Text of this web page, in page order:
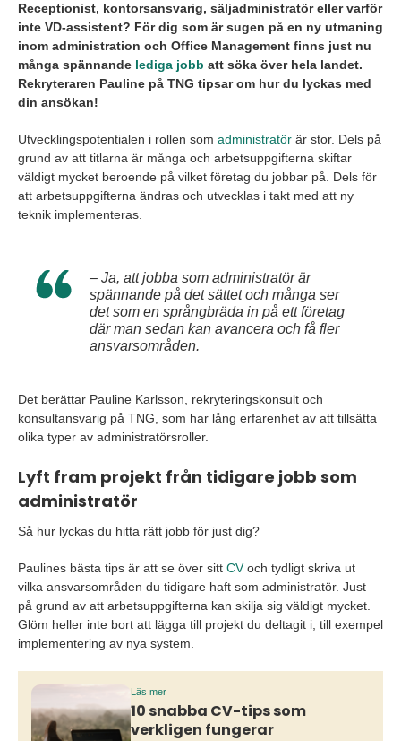
Efterfrågan är hög inom både privat och offentlig
sektor, med många olika karriärmöjligheter.
Receptionist, kontorsansvarig, säljadministratör eller varför
inte VD-assistent? För dig som är sugen på en ny utmaning
inom administration och Office Management finns just nu
många spännande lediga jobb att söka över hela landet.
Rekryteraren Pauline på TNG tipsar om hur du lyckas med
din ansökan!
Utvecklingspotentialen i rollen som administratör är stor. Dels på
grund av att titlarna är många och arbetsuppgifterna skiftar
väldigt mycket beroende på vilket företag du jobbar på. Dels för
att arbetsuppgifterna ändras och utvecklas i takt med att ny
teknik implementeras.
– Ja, att jobba som administratör är
spännande på det sättet och många ser
det som en språngbräda in på ett företag
där man sedan kan avancera och få fler
ansvarsområden.
Det berättar Pauline Karlsson, rekryteringskonsult och
konsultansvarig på TNG, som har lång erfarenhet av att tillsätta
olika typer av administratörsroller.
Lyft fram projekt från tidigare jobb som
administratör
Så hur lyckas du hitta rätt jobb för just dig?
Paulines bästa tips är att se över sitt CVoch tydligt skriva ut
vilka ansvarsområden du tidigare haft som administratör. Just
på grund av att arbetsuppgifterna kan skilja sig väldigt mycket.
Glöm heller inte bort att lägga till projekt du deltagit i, till exempel
implementering av nya system.
Läs mer
10 snabba CV-tips som
verkligen fungerar